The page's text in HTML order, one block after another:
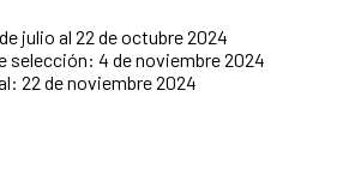
julio al 22 de octubre 2024
selección: 4 de noviembre 2024
22 de noviembre 2024